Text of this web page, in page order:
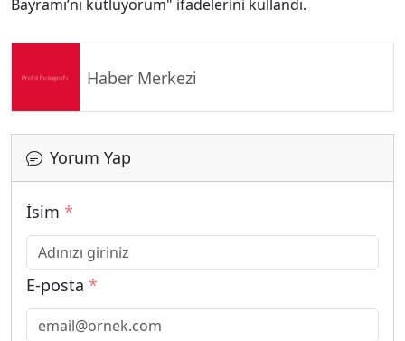
Bayramı’nı kutluyorum" ifadelerini kullandı.
Haber Merkezi
Yorum Yap
İsim *
E-posta *